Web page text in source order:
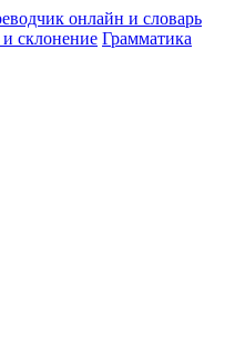
и склонение Грамматика